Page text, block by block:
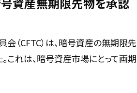
（CFTC）は、暗号資産の無期限先
これは、暗号資産市場にとって画期